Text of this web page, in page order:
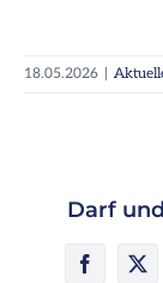
18.05.2026 |
Darf
Facebook
X